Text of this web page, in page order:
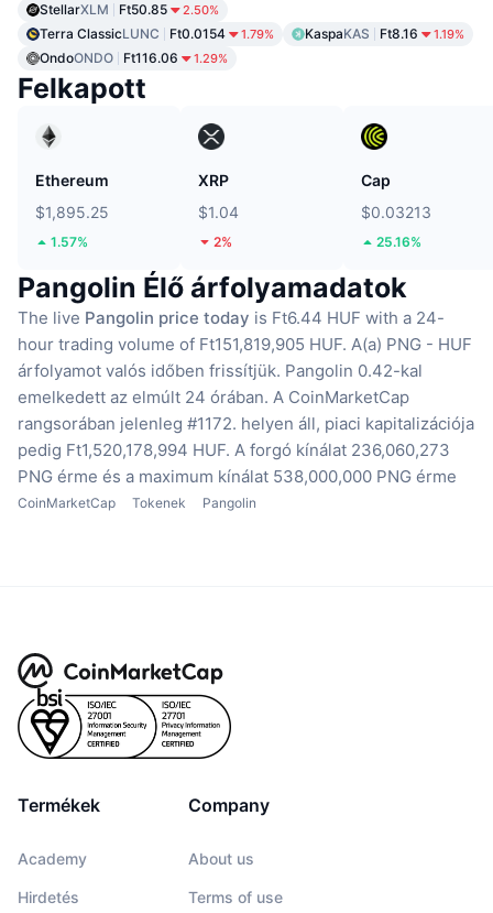
StellarXLM Ft50.85 2.50%
Terra ClassicLUNC Ft0.0154 1.79% KaspaKAS Ft8.16 1.19%
OndoONDO Ft116.06 1.29%
Felkapott
Ethereum
$1,895.25
1.57%
XRP
$1.04
2%
Cap
$0.03213
25.16%
Pangolin Élő árfolyamadatok
The live Pangolin price today is Ft6.44 HUF with a 24-
hour trading volume of Ft151,819,905 HUF. A(a) PNG - HUF
árfolyamot valós időben frissítjük. Pangolin 0.42-kal
emelkedett az elmúlt 24 órában. A CoinMarketCap
rangsorában jelenleg #1172. helyen áll, piaci kapitalizációja
pedig Ft1,520,178,994 HUF. A forgó kínálat 236,060,273
PNG érme és a maximum kínálat 538,000,000 PNG érme
CoinMarketCap Tokenek Pangolin
Termékek
Academy
Hirdetés
Company
About us
Terms of use